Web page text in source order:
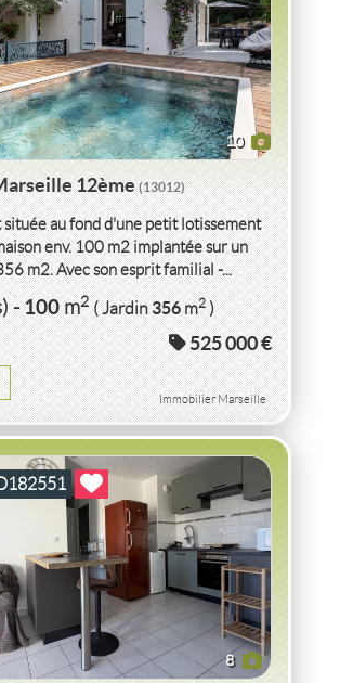
10
12ème(13012)
au fond d'une petit lotissement
env. 100 m2 implantée sur un
m2. Avec son esprit familial -...
-100m2 ( Jardin356m2)
525 000 €
Immobilier Marseille
8
P238 HAB PAR ÉTAT -
6M².PONT DE BEAUVOISIN(38480)
P2 38 HAB PAR ÉTAT - BALCON 6M². PONT
DE BEAUVOISIN
2pièce(s)-38m2 ( Balcon6m2)